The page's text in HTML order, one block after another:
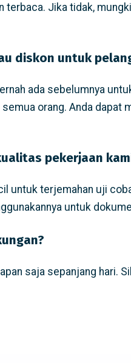
Jika tidak,
diskon untuk
ada sebelumnya
orang. Anda dapat
pekerjaan
untuk terjemahan uji
untuk
saja sepanjang hari.